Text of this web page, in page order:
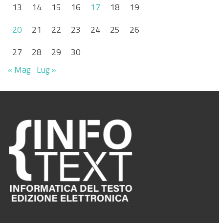
13
14 15 16 17 18
19
20
21 22 23 24 25
26
27
28 29
30
« Mag Lug »